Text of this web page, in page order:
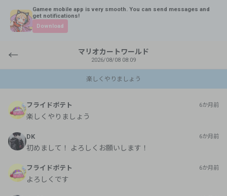
Gamee mobile app is very smooth. You can send messages and
get notifications!
Download
← マリオカートワールド
2026/08/08 08:09
楽しくやりましょう
フライドポテト 6か月前
楽しくやりましょう
DK 6か月前
初めまして！ よろしくお願いします！
フライドポテト 6か月前
よろしくです